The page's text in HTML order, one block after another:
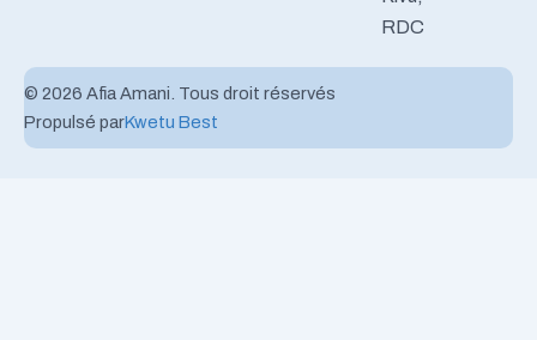
RDC
© 2026 Afia Amani. Tous droit réservés
Propulsé parKwetu Best